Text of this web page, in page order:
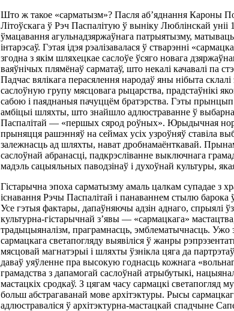
Што ж такое «сарматызм»? Пасля аб’яднання Кароны
Літоўскага ў Рэч Паспалітую ў выніку Люблінскай уніі
ўмацавання агульнадзяржаўнага патрыятызму,
інтарэсаў. Гэтая ідэя рэалізавалася ў стварэнні
згодна з якім шляхецкае саслоўе ўсяго новага
ваяўнічых плямёнаў сарматаў, што некалі качавалі па
Падчас вялікага перасялення народаў яны нібыта
саслоўную групу мясцовага рыцарства, прадстаўнікі
сабою і паяднаныя пачуццём братэрства. Гэты
амбіцыі шляхты, што знайшло адлюстраванне ў
Паспалітай — «першых сярод роўных». Юрыдычная
прыняцця рашэнняў на сеймах усіх узроўняў ставіла
залежнасць ад шляхты, нават дробнамаёнткавай.
саслоўнай абранасці, падкрэсліванне выключнага
мадэль сацыяльных паводзінаў і духоўнай культуры,
Гістарычна эпоха сарматызму амаль цалкам супадае з
існавання Рэчы Паспалітай і панаваннем стылю барока
Усе гэтыя фактары, дапаўняючы адзін аднаго, спрыялі
культурна-гістарычнай з’явы — «сармацкага»
традыцыяналізм, праграмнасць, эмблематычнасць. Ужо
сармацкага светапогляду выявіліся ў жанры
мясцовай магнатэрыі і шляхты ўзнікла цяга да
даваў уяўленне пра высокую годнасць кожнага
грамадства з дапамогай саслоўнай атрыбутыкі,
мастацкіх сродкаў. З цягам часу сармацкі светапогляд
больш абстрагаванай мове архітэктуры. Рысы
адлюстраваліся ў архітэктурна-мастацкай спадчыне